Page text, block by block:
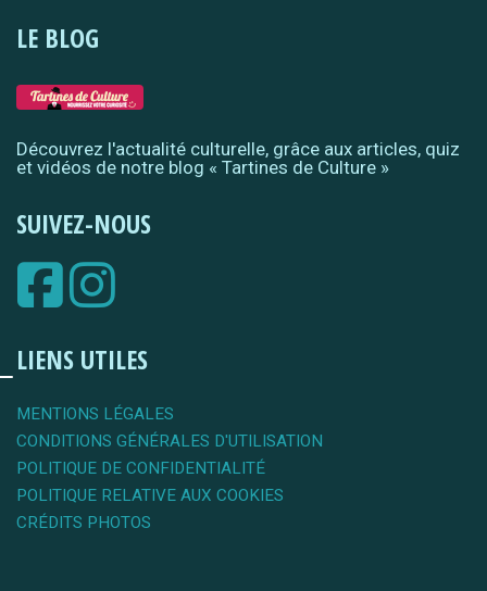
LE BLOG
Découvrez l'actualité culturelle, grâce aux articles, quiz
et vidéos de notre blog « Tartines de Culture »
SUIVEZ-NOUS
LIENS UTILES
MENTIONS LÉGALES
CONDITIONS GÉNÉRALES D'UTILISATION
POLITIQUE DE CONFIDENTIALITÉ
POLITIQUE RELATIVE AUX COOKIES
CRÉDITS PHOTOS